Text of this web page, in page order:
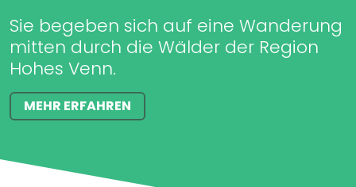
Sie begeben sich auf eine Wanderung
mitten durch die Wälder der Region
Hohes Venn.
MEHR ERFAHREN